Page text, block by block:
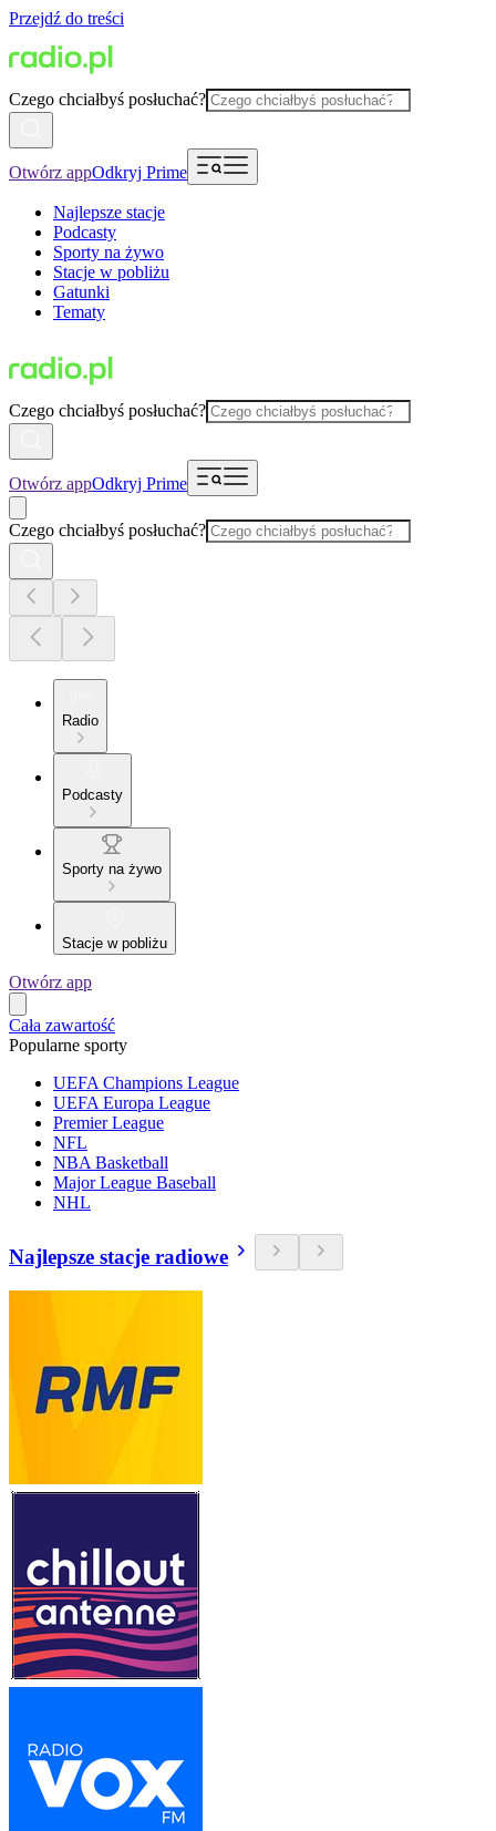
Przejdź do treści
Czego chciałbyś posłuchać?
Otwórz appOdkryj Prime
Najlepsze stacje
Podcasty
Sporty na żywo
Stacje w pobliżu
Gatunki
Tematy
Czego chciałbyś posłuchać?
Otwórz appOdkryj Prime
Czego chciałbyś posłuchać?
Radio
Podcasty
Sporty na żywo
Stacje w pobliżu
Otwórz app
Cała zawartość
Popularne sporty
UEFA Champions League
UEFA Europa League
Premier League
NFL
NBA Basketball
Major League Baseball
NHL
Najlepsze stacje radiowe